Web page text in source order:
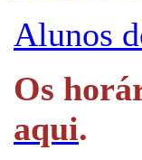
Alunos
Os
aqui.